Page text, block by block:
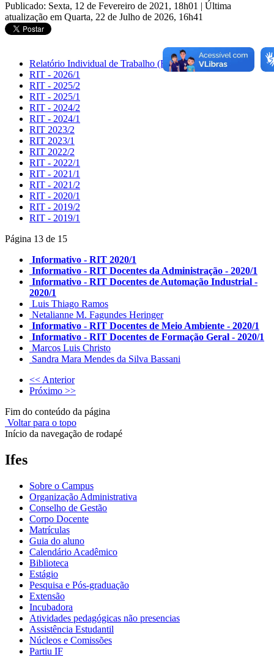
Publicado: Sexta, 12 de Fevereiro de 2021, 18h01 | Última
atualização em Quarta, 22 de Julho de 2026, 16h41
Relatório Individual de Trabalho (RIT)
RIT - 2026/1
RIT - 2025/2
RIT - 2025/1
RIT - 2024/2
RIT - 2024/1
RIT 2023/2
RIT 2023/1
RIT 2022/2
RIT - 2022/1
RIT - 2021/1
RIT - 2021/2
RIT - 2020/1
RIT - 2019/2
RIT - 2019/1
Página 13 de 15
Informativo - RIT 2020/1
Informativo - RIT Docentes da Administração - 2020/1
Informativo - RIT Docentes de Automação Industrial -
2020/1
Luis Thiago Ramos
Netalianne M. Fagundes Heringer
Informativo - RIT Docentes de Meio Ambiente - 2020/1
Informativo - RIT Docentes de Formação Geral - 2020/1
Marcos Luis Christo
Sandra Mara Mendes da Silva Bassani
<< Anterior
Próximo >>
Fim do conteúdo da página
Voltar para o topo
Início da navegação de rodapé
Ifes
Sobre o Campus
Organização Administrativa
Conselho de Gestão
Corpo Docente
Matrículas
Guia do aluno
Calendário Acadêmico
Biblioteca
Estágio
Pesquisa e Pós-graduação
Extensão
Incubadora
Atividades pedagógicas não presencias
Assistência Estudantil
Núcleos e Comissões
Partiu IF